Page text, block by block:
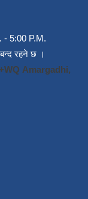
- 5:00 P.M.
बन्द रहने छ ।
Amargadhi,